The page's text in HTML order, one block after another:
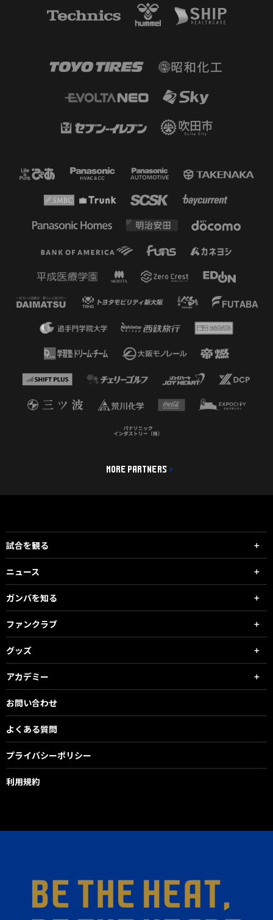
MORE PARTNERS
試合を観る
ニュース
ガンバを知る
ファンクラブ
グッズ
アカデミー
お問い合わせ
よくある質問
プライバシーポリシー
利用規約